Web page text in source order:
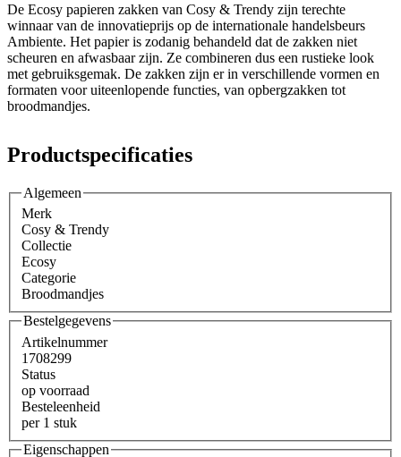
De Ecosy papieren zakken van Cosy & Trendy zijn terechte
winnaar van de innovatieprijs op de internationale handelsbeurs
Ambiente. Het papier is zodanig behandeld dat de zakken niet
scheuren en afwasbaar zijn. Ze combineren dus een rustieke look
met gebruiksgemak. De zakken zijn er in verschillende vormen en
formaten voor uiteenlopende functies, van opbergzakken tot
broodmandjes.
Productspecificaties
Algemeen
Merk
Cosy & Trendy
Collectie
Ecosy
Categorie
Broodmandjes
Bestelgegevens
Artikelnummer
1708299
Status
op voorraad
Besteleenheid
per 1 stuk
Eigenschappen